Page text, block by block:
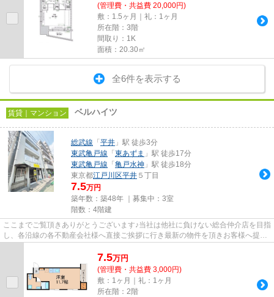
(管理費・共益費 20,000円)
敷：1.5ヶ月｜礼：1ヶ月
所在階：3階
間取り：1K
面積：20.30㎡
全6件を表示する
賃貸｜マンション ベルハイツ
総武線 「 平井 」駅 徒歩3分
東武亀戸線 「 東あずま 」駅 徒歩17分
東武亀戸線 「 亀戸水神 」駅 徒歩18分
東京都江戸川区平井 ５丁目
7.5万円
築年数：築48年 ｜募集中： 3室
階数：4階建
ここまでご覧頂きありがとうございます♪当社は他社に負けない総合仲介店を目指
し、各沿線の各不動産会社様へ直接ご挨拶に行き最新の物件を頂きお客様へ提供
7.5万円
(管理費・共益費 3,000円)
敷：1ヶ月｜礼：1ヶ月
所在階：2階